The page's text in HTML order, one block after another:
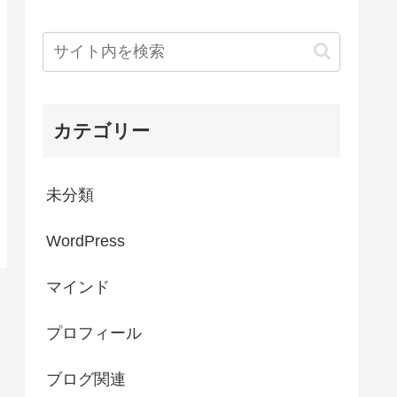
カテゴリー
未分類
WordPress
マインド
プロフィール
ブログ関連